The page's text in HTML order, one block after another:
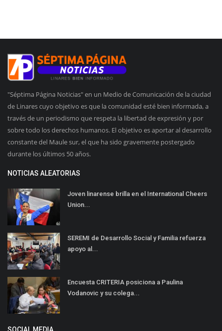
"Séptima Página Noticias" en un Medio de Comunicación de la ciudad
de Linares cuyo objetivo es que la comunidad esté bien informada, a
través de un periodismo que respeta la libertad de expresión y por
sobre todo los derechos humanos. El objetivo es aportar al desarrollo
constante del Maule sur, el que ha sido gravemente postergado
durante los últimos 50 años.
NOTICIAS ALEATORIAS
Joven linarense brilla en el International Cheers
Union...
SEREMI de Desarrollo Social y Familia refuerza
apoyo al...
Encuesta CRITERIA posiciona a Paulina
Vodanovic y su colega...
SOCIAL MEDIA